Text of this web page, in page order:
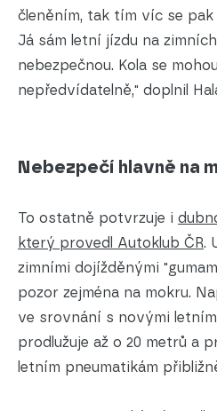
členěním, tak tím víc se
Já sám letní jízdu na
nebezpečnou. Kola se
nepředvídatelně," doplnil
Nebezpečí hlavně na
To ostatně potvrzuje i
který provedl Autoklub ČR.
zimními dojížděnými
pozor zejména na mokru.
ve srovnání s novými
prodlužuje až o 20 metrů a
letním pneumatikám